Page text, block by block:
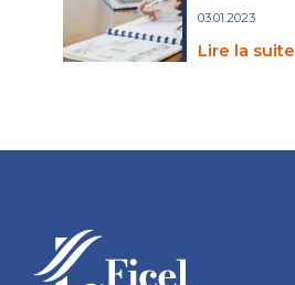
03.01.2023
Lire la suite